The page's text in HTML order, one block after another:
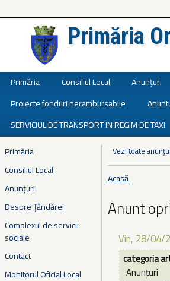
Primăria
Primăria Consiliul Local Anunțuri
Proiecte fonduri nerambursabile
SERVICIUL DE TRANSPORT IN REGIM DE TAXI
Primăria
Consiliul Local
Anunțuri
Despre Țăndărei
Complexul de servicii
sociale
Contact
Monitorul Oficial Local
Vezi toate
Eşti aici
Acasă
Anunt
Vin, 28/04/
categoria
Anunțuri